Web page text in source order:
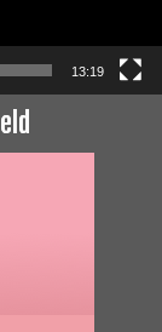
13:19